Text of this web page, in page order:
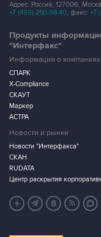
Адрес: Россия, 127006,
+7 (499) 250-98-40, факс: +7
Продукты
"Интерфакс"
Информация о
СПАРК
X-Compliance
СКАУТ
Маркер
АСТРА
Новости и рынки
Новости "Интерфакса"
СКАН
RUDATA
Центр раскрытия